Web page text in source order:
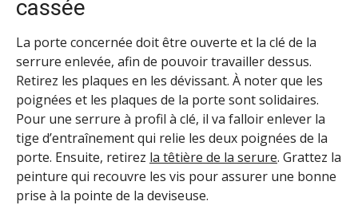
cassée
La porte concernée doit être ouverte et la clé de la
serrure enlevée, afin de pouvoir travailler dessus.
Retirez les plaques en les dévissant. À noter que les
poignées et les plaques de la porte sont solidaires.
Pour une serrure à profil à clé, il va falloir enlever la
tige d’entraînement qui relie les deux poignées de la
porte. Ensuite, retirez la têtière de la serure. Grattez la
peinture qui recouvre les vis pour assurer une bonne
prise à la pointe de la deviseuse.